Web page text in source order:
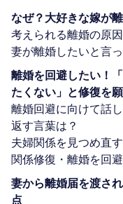
なぜ？大好きな嫁が
考えられる離婚の原
妻が離婚したいと言
離婚を回避したい！
たくない」と修復を
離婚回避に向けて話
返す言葉は？
夫婦関係を見つめ直
関係修復・離婚を回
妻から離婚届を渡さ
点